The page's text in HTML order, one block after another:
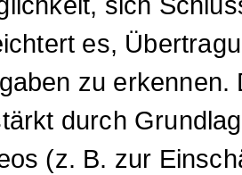
es,
zu erkennen.
durch
(z. B. zur